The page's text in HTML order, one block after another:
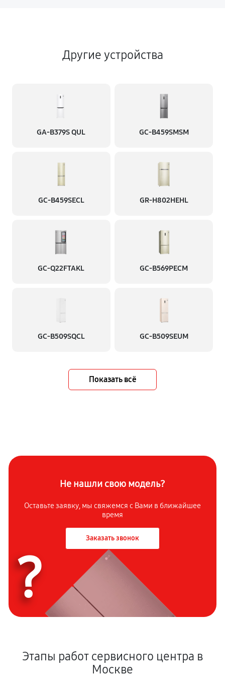
Другие устройства
GA-B379S QUL GC-B459SMSM
GC-B459SECL GR-H802HEHL
GC-Q22FTAKL GC-B569PECM
GC-B509SQCL GC-B509SEUM
Показать всё
Не нашли свою модель?
Оставьте заявку, мы свяжемся с Вами в ближайшее
время
Заказать звонок
?
Этапы работ сервисного центра в
Москве